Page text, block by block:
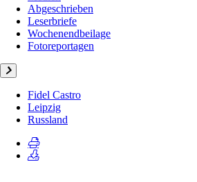
Abgeschrieben
Leserbriefe
Wochenendbeilage
Fotoreportagen
Fidel Castro
Leipzig
Russland